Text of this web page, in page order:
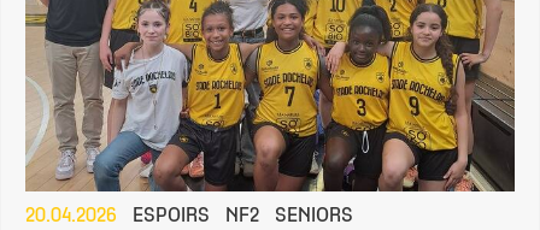
20.04.2026 ESPOIRS NF2 SENIORS